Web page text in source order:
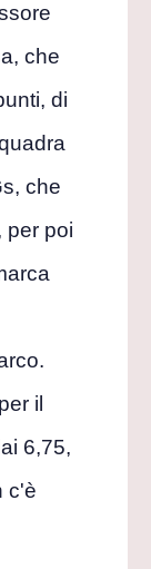
che
di
che
per poi
il
6,75,
c'è